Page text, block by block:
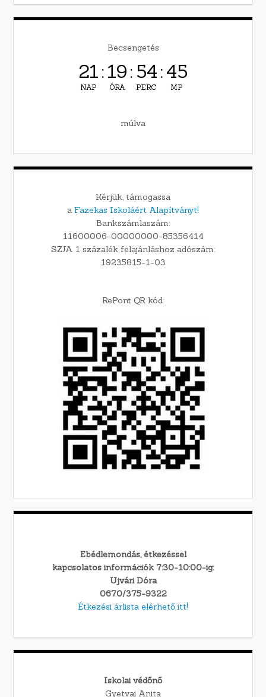
Becsengetés
21
NAP
:19
ÓRA
: 54
PERC
:44
MP
múlva
Kérjük, támogassa
a Fazekas Iskoláért Alapítványt!
Bankszámlaszám:
11600006-00000000-85356414
SZJA 1 százalék felajánláshoz adószám:
19235815-1-03
RePont QR kód:
Ebédlemondás, étkezéssel
kapcsolatos információk 7:30-10:00-ig:
Ujvári Dóra
0670/375-9322
Étkezési árlista elérhető itt!
Iskolai védőnő
Gyetvai Anita